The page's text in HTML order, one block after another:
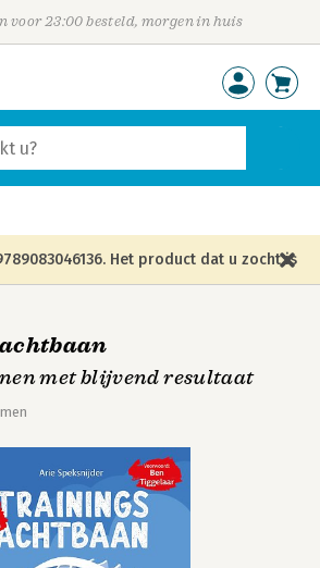
voor 23:00 besteld, morgen in huis
Het product dat u zocht is
leverbaar en is vervangen door de
met blijvend resultaat